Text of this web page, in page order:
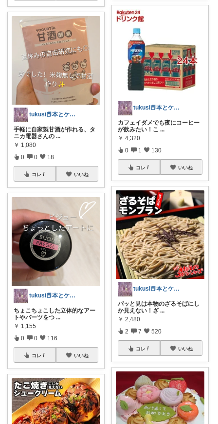
tukusi📕本とケーキの快適な時間を
手軽に自家製甘酒が作れる、タ
ニカ電器さんの ...
￥ 1,080
0 0 18
コレ いいね
tukusi📕本とケーキの快適な時間を
ちょこちょこした立体的なアー
トやパーツをつ ...
￥ 1,155
0 0 116
コレ いいね
tukusi📕本とケーキの快適な時間を
カフェイダメでも夜にコーヒー
が飲みたい！こ ...
￥ 4,320
0 1 130
コレ いいね
tukusi📕本とケーキの快適な時間を
パッと見は本物のざるそばにし
か見えない！ざ ...
￥ 2,480
2 7 520
コレ いいね